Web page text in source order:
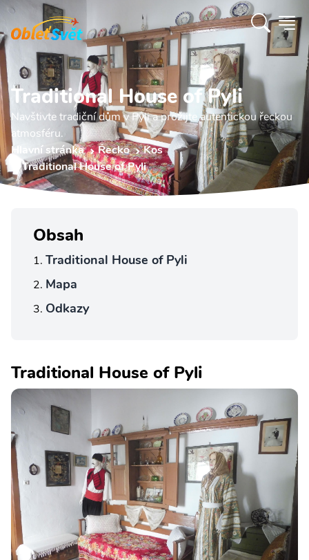
Traditional House of Pyli
Navštivte tradiční dům v Pyli a prožijte autentickou řeckou
atmosféru.
Hlavní stránka
Řecko
Kos
Traditional House of Pyli
Obsah
Traditional House of Pyli
Mapa
Odkazy
Traditional House of Pyli